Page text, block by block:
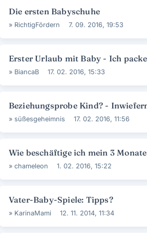
Die ersten Babyschuhe
» RichtigFördern 7. 09. 2016, 19:53
Erster Urlaub mit Baby - Ich
» BiancaB 17. 02. 2016, 15:33
Beziehungsprobe Kind? -
» süßesgeheimnis 17. 02. 2016, 11:56
Wie beschäftige ich mein 3
» chameleon 1. 02. 2016, 15:22
Vater-Baby-Spiele: Tipps?
» KarinaMami 12. 11. 2014, 11:34